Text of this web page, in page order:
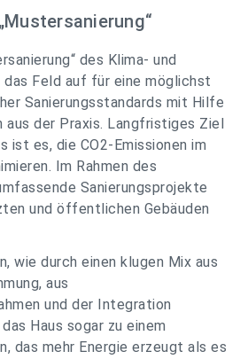
des Klima- und
Feld auf für eine möglichst
Sanierungsstandards mit Hilfe
aus der Praxis. Langfristiges Ziel
ist es, die CO2-Emissionen im
Im Rahmen des
Sanierungsprojekte
und öffentlichen Gebäuden
wie durch einen klugen Mix aus
aus
und der Integration
Haus sogar zu einem
das mehr Energie erzeugt als es